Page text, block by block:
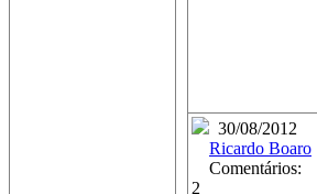
30/08/2012
Ricardo Boaro
Comentários:
2